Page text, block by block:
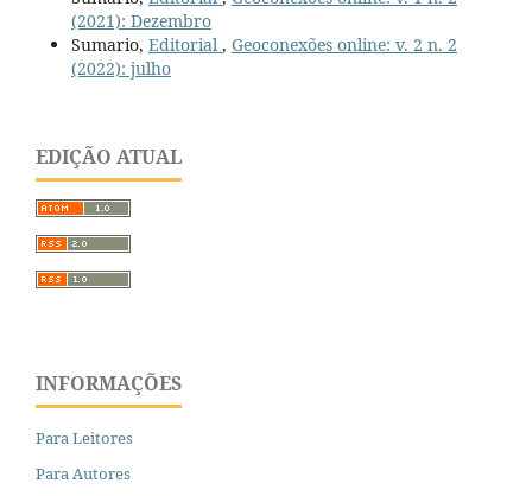
(2021): Dezembro
Sumario, Editorial , Geoconexões online: v. 2 n. 2
(2022): julho
EDIÇÃO ATUAL
INFORMAÇÕES
Para Leitores
Para Autores